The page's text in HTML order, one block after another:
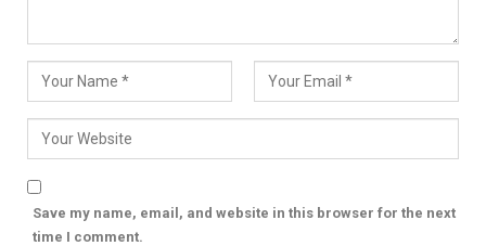
Save my name, email, and website in this browser for the next
time I comment.